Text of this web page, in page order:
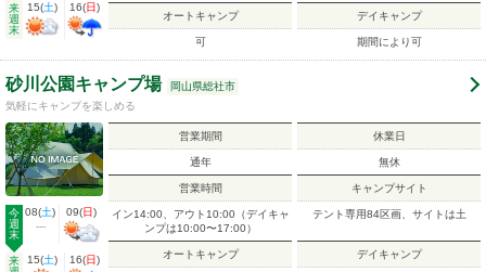
来
週
末
15(土) 16(日)
オートキャンプ
可
デイキャンプ
期間により可
砂川公園キャンプ場
岡山県総社市
気軽にキャンプを楽しめる
今
週
末
08(土)
---
09(日)
来
15(土) 16(日)
営業期間
通年
休業日
無休
営業時間
イン14:00、アウト10:00（デイキャ
ンプは10:00〜17:00）
キャンプサイト
テント専用84区画、サイトは土
オートキャンプ デイキャンプ